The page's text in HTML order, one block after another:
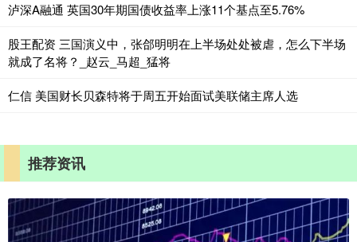
泸深A融通 英国30年期国债收益率上涨11个基点至5.76%
股王配资 三国演义中，张郃明明在上半场处处被虐，怎么下半场
就成了名将？_赵云_马超_猛将
仁信 美国财长贝森特将于周五开始面试美联储主席人选
推荐资讯